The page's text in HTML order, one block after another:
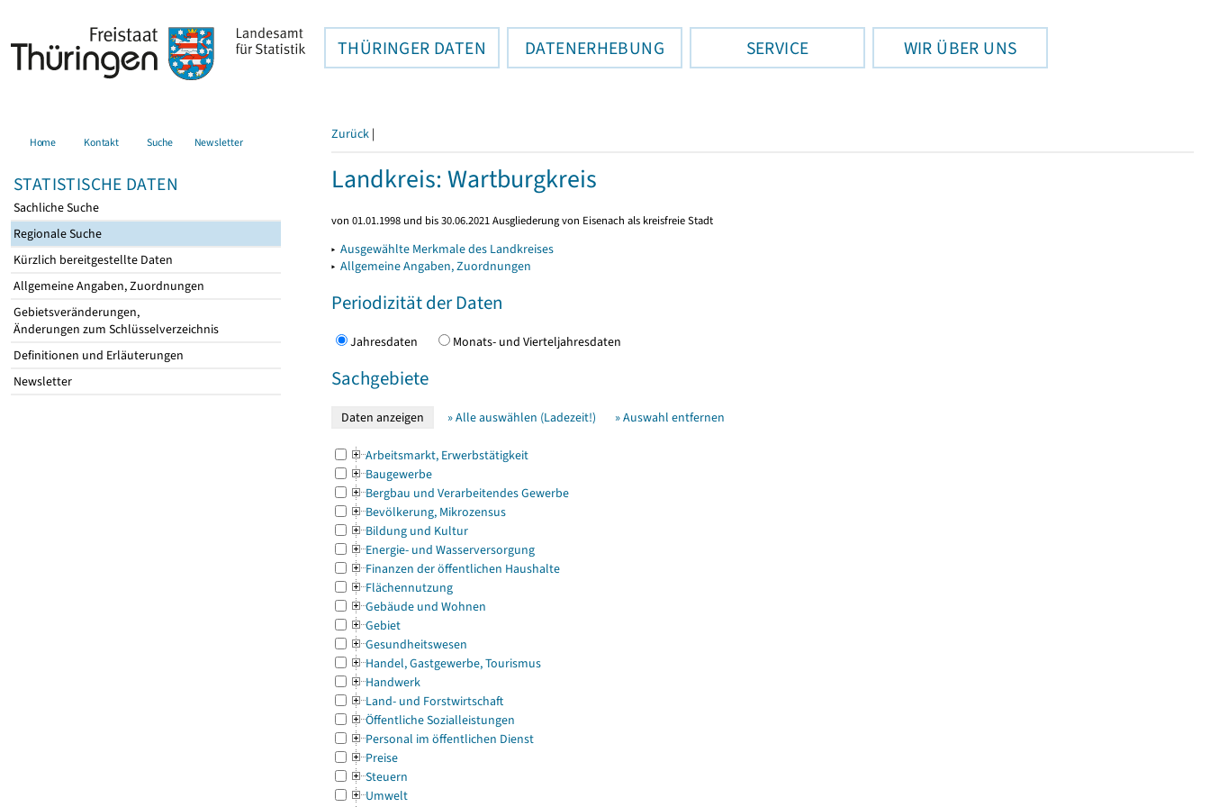
THÜRINGER DATEN DATENERHEBUNG SERVICE WIR ÜBER UNS
Home Kontakt Suche Newsletter
STATISTISCHE DATEN
Sachliche Suche
Regionale Suche
Kürzlich bereitgestellte Daten
Allgemeine Angaben, Zuordnungen
Gebietsveränderungen,
Änderungen zum Schlüsselverzeichnis
Definitionen und Erläuterungen
Newsletter
Zurück |
Landkreis: Wartburgkreis
von 01.01.1998 und bis 30.06.2021 Ausgliederung von Eisenach als kreisfreie Stadt
▸ Ausgewählte Merkmale des Landkreises
▸ Allgemeine Angaben, Zuordnungen
Periodizität der Daten
Jahresdaten Monats- und Vierteljahresdaten
Sachgebiete
» Alle auswählen (Ladezeit!) » Auswahl entfernen
Arbeitsmarkt, Erwerbstätigkeit
Baugewerbe
Bergbau und Verarbeitendes Gewerbe
Bevölkerung, Mikrozensus
Bildung und Kultur
Energie- und Wasserversorgung
Finanzen der öffentlichen Haushalte
Flächennutzung
Gebäude und Wohnen
Gebiet
Gesundheitswesen
Handel, Gastgewerbe, Tourismus
Handwerk
Land- und Forstwirtschaft
Öffentliche Sozialleistungen
Personal im öffentlichen Dienst
Preise
Steuern
Umwelt